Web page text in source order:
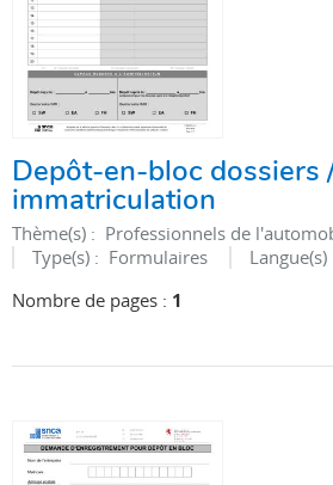
Depôt-en-bloc dossiers
immatriculation
Thème(s) : Professionnels de
Type(s) : Formulaires Langue(s)
Nombre de pages : 1